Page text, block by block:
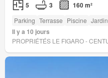
5 3 160 m²
Parking Terrasse Piscine Jardin
Il y a 10 jours